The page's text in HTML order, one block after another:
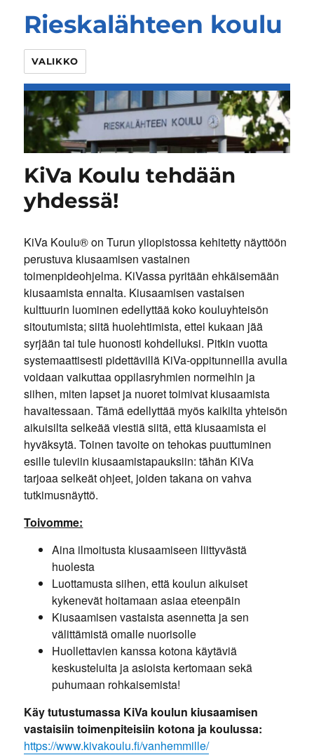
Rieskalähteen koulu
VALIKKO
KiVa Koulu tehdään
yhdessä!
KiVa Koulu® on Turun yliopistossa kehitetty näyttöön
perustuva kiusaamisen vastainen
toimenpideohjelma. KiVassa pyritään ehkäisemään
kiusaamista ennalta. Kiusaamisen vastaisen
kulttuurin luominen edellyttää koko kouluyhteisön
sitoutumista; siitä huolehtimista, ettei kukaan jää
syrjään tai tule huonosti kohdelluksi. Pitkin vuotta
systemaattisesti pidettävillä KiVa-oppitunneilla avulla
voidaan vaikuttaa oppilasryhmien normeihin ja
siihen, miten lapset ja nuoret toimivat kiusaamista
havaitessaan. Tämä edellyttää myös kaikilta yhteisön
aikuisilta selkeää viestiä siitä, että kiusaamista ei
hyväksytä. Toinen tavoite on tehokas puuttuminen
esille tuleviin kiusaamistapauksiin: tähän KiVa
tarjoaa selkeät ohjeet, joiden takana on vahva
tutkimusnäyttö.
Toivomme:
Aina ilmoitusta kiusaamiseen liittyvästä
huolesta
Luottamusta siihen, että koulun aikuiset
kykenevät hoitamaan asiaa eteenpäin
Kiusaamisen vastaista asennetta ja sen
välittämistä omalle nuorisolle
Huollettavien kanssa kotona käytäviä
keskusteluita ja asioista kertomaan sekä
puhumaan rohkaisemista!
Käy tutustumassa KiVa koulun kiusaamisen
vastaisiin toimenpiteisiin kotona ja koulussa:
https://www.kivakoulu.fi/vanhemmille/